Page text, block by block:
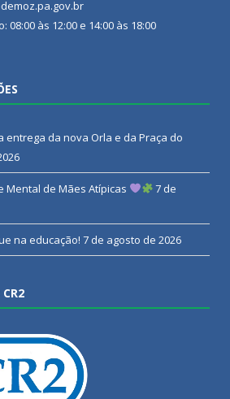
às 12:00 e 14:00 às 18:00
entrega da nova Orla e da Praça do
Mental de Mães Atípicas
7 de
na educação! 7 de agosto de 2026